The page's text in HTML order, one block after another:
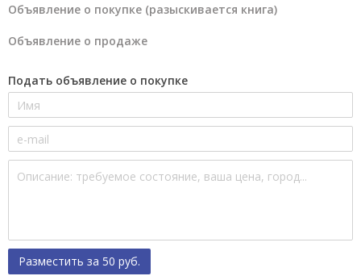
Объявление о покупке (разыскивается книга)
Объявление о продаже
Подать объявление о покупке
Разместить за 50 руб.